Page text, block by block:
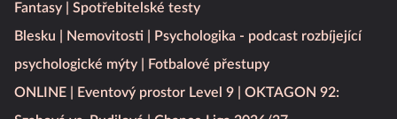
Fantasy
Spotřebitelské testy
Blesku
Nemovitosti
Psychologika - podcast rozbíjející
psychologické mýty
Fotbalové přestupy
ONLINE
Eventový prostor Level 9
OKTAGON 92: